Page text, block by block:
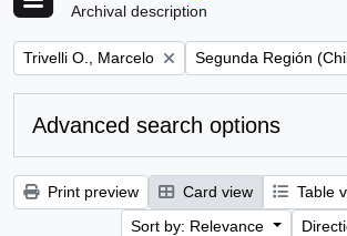
Archival description
Remove filter:
Trivelli O., Marcelo Remove filter:
Segunda Región
Advanced search options
Print preview Card view
Table
Sort by: Relevance